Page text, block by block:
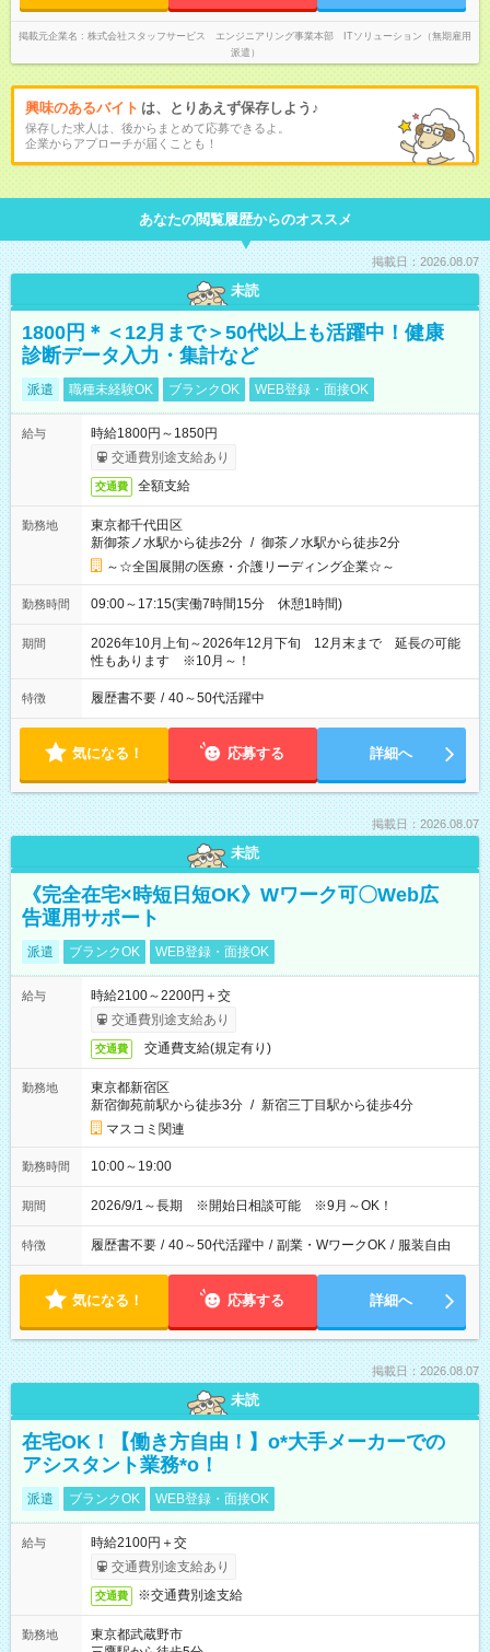
掲載元企業名
株式会社スタッフサービス エンジニアリング事業本部 ITソリューション（無期雇用
派遣）
興味のあるバイト は、とりあえず保存しよう♪
保存した求人は、後からまとめて応募できるよ。
企業からアプローチが届くことも！
あなたの閲覧履歴からのオススメ
掲載日：2026.08.07
未読
1800円＊＜12月まで＞50代以上も活躍中！健康
診断データ入力・集計など
派遣 職種未経験OK ブランクOK WEB登録・面接OK
給与
時給1800円～1850円
交通費別途支給あり
交通費 全額支給
勤務地
東京都千代田区
新御茶ノ水駅から徒歩2分 / 御茶ノ水駅から徒歩2分
～☆全国展開の医療・介護リーディング企業☆～
勤務時間 09:00～17:15(実働7時間15分 休憩1時間)
期間
2026年10月上旬～2026年12月下旬 12月末まで 延長の可能
性もあります ※10月～！
特徴 履歴書不要 / 40～50代活躍中
気になる！ 応募する 詳細へ
掲載日：2026.08.07
未読
《完全在宅×時短日短OK》Wワーク可〇Web広
告運用サポート
派遣 ブランクOK WEB登録・面接OK
給与
時給2100～2200円＋交
交通費別途支給あり
交通費 交通費支給(規定有り)
勤務地
東京都新宿区
新宿御苑前駅から徒歩3分 / 新宿三丁目駅から徒歩4分
マスコミ関連
勤務時間 10:00～19:00
期間 2026/9/1～長期 ※開始日相談可能 ※9月～OK！
特徴 履歴書不要 / 40～50代活躍中 / 副業・WワークOK / 服装自由
気になる！ 応募する 詳細へ
掲載日：2026.08.07
未読
在宅OK！【働き方自由！】o*大手メーカーでの
アシスタント業務*o！
派遣 ブランクOK WEB登録・面接OK
給与
時給2100円＋交
交通費別途支給あり
交通費 ※交通費別途支給
勤務地
東京都武蔵野市